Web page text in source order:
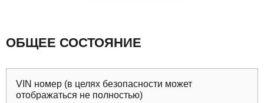
ОБЩЕЕ СОСТОЯНИЕ
VIN номер (в целях безопасности может
отображаться не полностью)